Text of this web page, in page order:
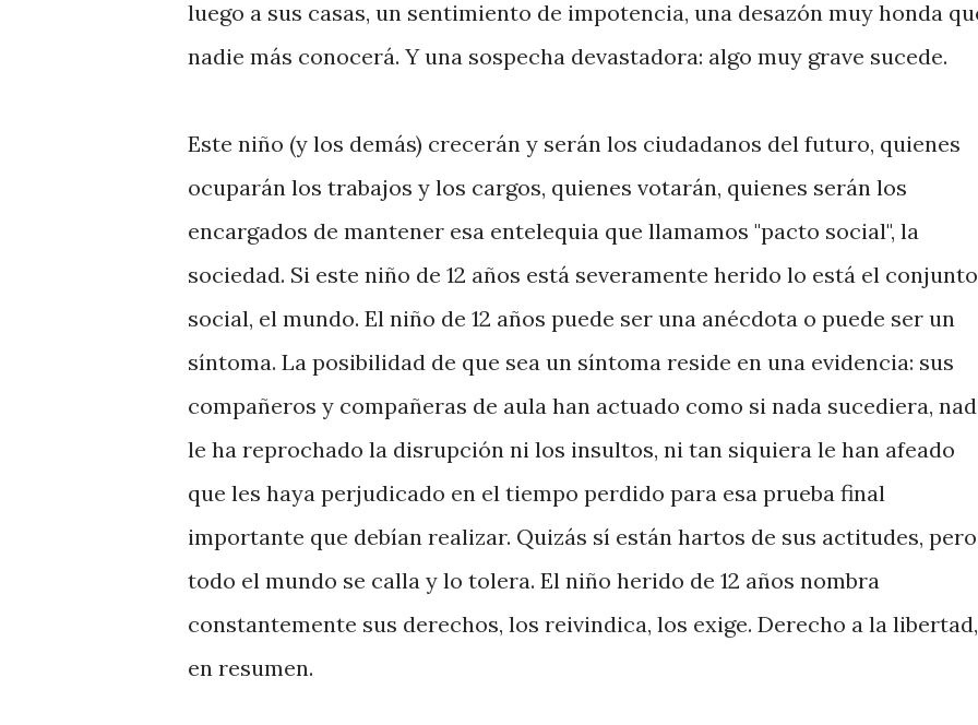
luego a sus casas, un sentimiento de impotencia, una desazón muy honda
nadie más conocerá. Y una sospecha devastadora: algo muy grave sucede.
Este niño (y los demás) crecerán y serán los ciudadanos del futuro, quienes
ocuparán los trabajos y los cargos, quienes votarán, quienes serán los
encargados de mantener esa entelequia que llamamos "pacto social", la
sociedad. Si este niño de 12 años está severamente herido lo está el conjunto
social, el mundo. El niño de 12 años puede ser una anécdota o puede ser un
síntoma. La posibilidad de que sea un síntoma reside en una evidencia: sus
compañeros y compañeras de aula han actuado como si nada sucediera,
le ha reprochado la disrupción ni los insultos, ni tan siquiera le han afeado
que les haya perjudicado en el tiempo perdido para esa prueba final
importante que debían realizar. Quizás sí están hartos de sus actitudes, pero
todo el mundo se calla y lo tolera. El niño herido de 12 años nombra
constantemente sus derechos, los reivindica, los exige. Derecho a la libertad,
en resumen.